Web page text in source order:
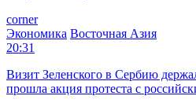
corner
Экономика Восточная Азия
20:31
Визит Зеленского в Сербию
прошла акция протеста с